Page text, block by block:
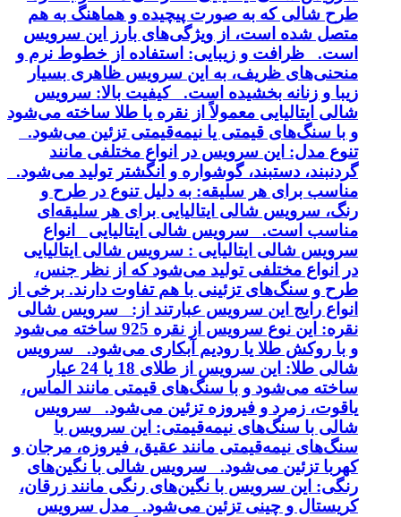
طرح شالی که به صورت پیچیده و هماهنگ به هم
متصل شده است، از ویژگی‌های بارز این سرویس
است. ظرافت و زیبایی: استفاده از خطوط نرم و
منحنی‌های ظریف، به این سرویس ظاهری بسیار
زیبا و زنانه بخشیده است. کیفیت بالا: سرویس
شالی ایتالیایی معمولاً از نقره یا طلا ساخته می‌شود
و با سنگ‌های قیمتی یا نیمه‌قیمتی تزئین می‌شود.
تنوع مدل: این سرویس در انواع مختلفی مانند
گردنبند، دستبند، گوشواره و انگشتر تولید می‌شود.
مناسب برای هر سلیقه: به دلیل تنوع در طرح و
رنگ، سرویس شالی ایتالیایی برای هر سلیقه‌ای
مناسب است. سرویس شالی ایتالیایی انواع
سرویس شالی ایتالیایی : سرویس شالی ایتالیایی
در انواع مختلفی تولید می‌شود که از نظر جنس،
طرح و سنگ‌های تزئینی با هم تفاوت دارند. برخی از
انواع رایج این سرویس عبارتند از: سرویس شالی
نقره: این نوع سرویس از نقره 925 ساخته می‌شود
و با روکش طلا یا رودیم آبکاری می‌شود. سرویس
شالی طلا: این سرویس از طلای 18 یا 24 عیار
ساخته می‌شود و با سنگ‌های قیمتی مانند الماس،
یاقوت، زمرد و فیروزه تزئین می‌شود. سرویس
شالی با سنگ‌های نیمه‌قیمتی: این سرویس با
سنگ‌های نیمه‌قیمتی مانند عقیق، فیروزه، مرجان و
کهربا تزئین می‌شود. سرویس شالی با نگین‌های
رنگی: این سرویس با نگین‌های رنگی مانند زرقان،
کریستال و چینی تزئین می‌شود. مدل سرویس